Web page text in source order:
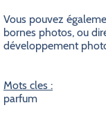
Vous pouvez
bornes photos, ou
développement
Mots cles :
parfum